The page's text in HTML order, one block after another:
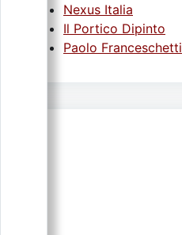
Nexus Italia
Il Portico Dipinto
Paolo Franceschetti